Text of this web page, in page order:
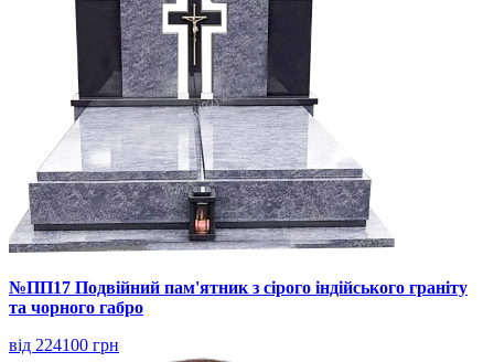
№ПП17 Подвійний пам'ятник з сірого індійського граніту
та чорного габро
від 224100 грн